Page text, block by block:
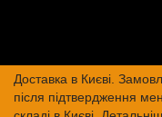
Доставка в Києві.
після підтвердження